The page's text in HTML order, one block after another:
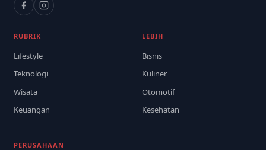
RUBRIK
Lifestyle
Teknologi
Wisata
Keuangan
LEBIH
Bisnis
Kuliner
Otomotif
Kesehatan
PERUSAHAAN